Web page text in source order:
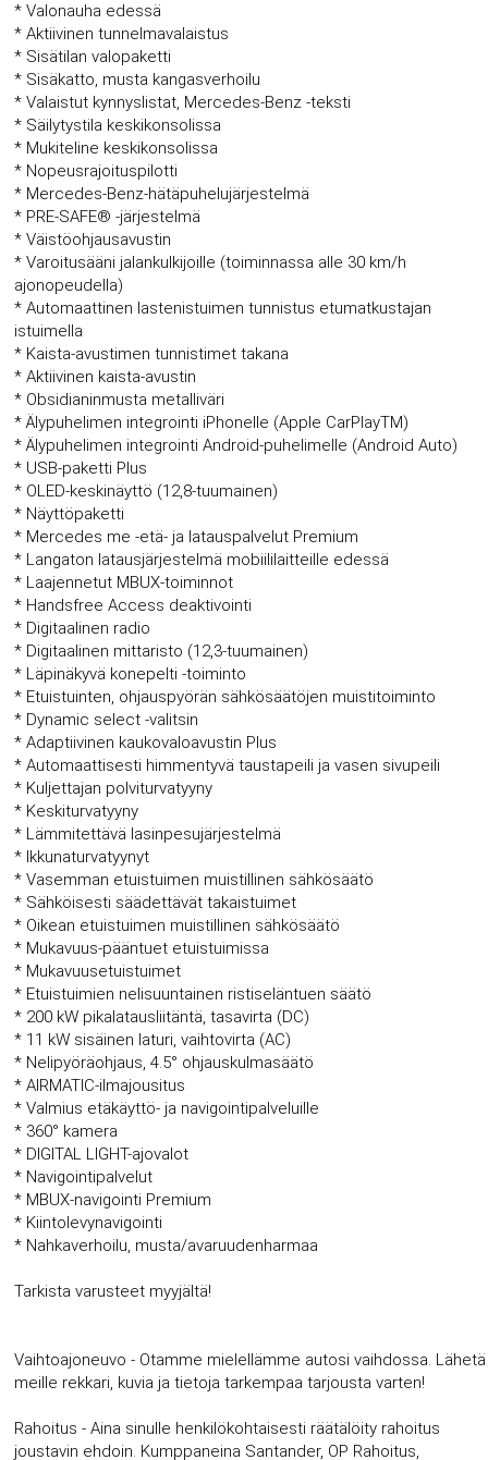
* Valonauha edessä
* Aktiivinen tunnelmavalaistus
* Sisätilan valopaketti
* Sisäkatto, musta kangasverhoilu
* Valaistut kynnyslistat, Mercedes-Benz -teksti
* Säilytystila keskikonsolissa
* Mukiteline keskikonsolissa
* Nopeusrajoituspilotti
* Mercedes-Benz-hätäpuhelujärjestelmä
* PRE-SAFE® -järjestelmä
* Väistöohjausavustin
* Varoitusääni jalankulkijoille (toiminnassa alle 30 km/h
ajonopeudella)
* Automaattinen lastenistuimen tunnistus etumatkustajan
istuimella
* Kaista-avustimen tunnistimet takana
* Aktiivinen kaista-avustin
* Obsidianinmusta metalliväri
* Älypuhelimen integrointi iPhonelle (Apple CarPlayTM)
* Älypuhelimen integrointi Android-puhelimelle (Android Auto)
* USB-paketti Plus
* OLED-keskinäyttö (12,8-tuumainen)
* Näyttöpaketti
* Mercedes me -etä- ja latauspalvelut Premium
* Langaton latausjärjestelmä mobiililaitteille edessä
* Laajennetut MBUX-toiminnot
* Handsfree Access deaktivointi
* Digitaalinen radio
* Digitaalinen mittaristo (12,3-tuumainen)
* Läpinäkyvä konepelti -toiminto
* Etuistuinten, ohjauspyörän sähkösäätöjen muistitoiminto
* Dynamic select -valitsin
* Adaptiivinen kaukovaloavustin Plus
* Automaattisesti himmentyvä taustapeili ja vasen sivupeili
* Kuljettajan polviturvatyyny
* Keskiturvatyyny
* Lämmitettävä lasinpesujärjestelmä
* Ikkunaturvatyynyt
* Vasemman etuistuimen muistillinen sähkösäätö
* Sähköisesti säädettävät takaistuimet
* Oikean etuistuimen muistillinen sähkösäätö
* Mukavuus-pääntuet etuistuimissa
* Mukavuusetuistuimet
* Etuistuimien nelisuuntainen ristiseläntuen säätö
* 200 kW pikalatausliitäntä, tasavirta (DC)
* 11 kW sisäinen laturi, vaihtovirta (AC)
* Nelipyöräohjaus, 4.5° ohjauskulmasäätö
* AIRMATIC-ilmajousitus
* Valmius etäkäyttö- ja navigointipalveluille
* 360° kamera
* DIGITAL LIGHT-ajovalot
* Navigointipalvelut
* MBUX-navigointi Premium
* Kiintolevynavigointi
* Nahkaverhoilu, musta/avaruudenharmaa
Tarkista varusteet myyjältä!
Vaihtoajoneuvo - Otamme mielellämme autosi vaihdossa. Lähetä
meille rekkari, kuvia ja tietoja tarkempaa tarjousta varten!
Rahoitus - Aina sinulle henkilökohtaisesti räätälöity rahoitus
joustavin ehdoin. Kumppaneina Santander, OP Rahoitus,